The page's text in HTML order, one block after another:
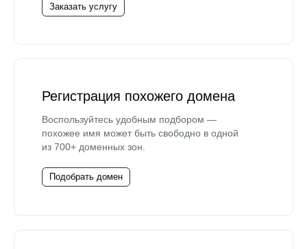
Заказать услугу
Регистрация похожего домена
Воспользуйтесь удобным подбором —
похожее имя может быть свободно в одной
из 700+ доменных зон.
Подобрать домен